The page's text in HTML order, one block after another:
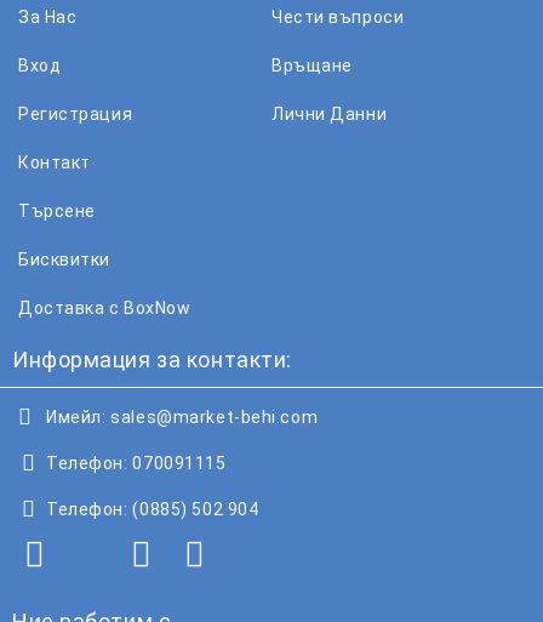
За Нас
Вход
Регистрация
Чести въпроси
Връщане
Лични Данни
Контакт
Търсене
Бисквитки
Доставка с BoxNow
Информация за контакти:
Имейл: sales@market-behi.com
Телефон: 070091115
Телефон: (0885) 502 904